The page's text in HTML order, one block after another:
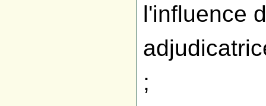
l'influence
;